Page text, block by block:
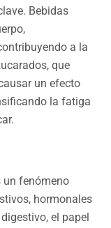
Bebidas
a la
que
un efecto
la fatiga
un fenómeno
hormonales
el papel